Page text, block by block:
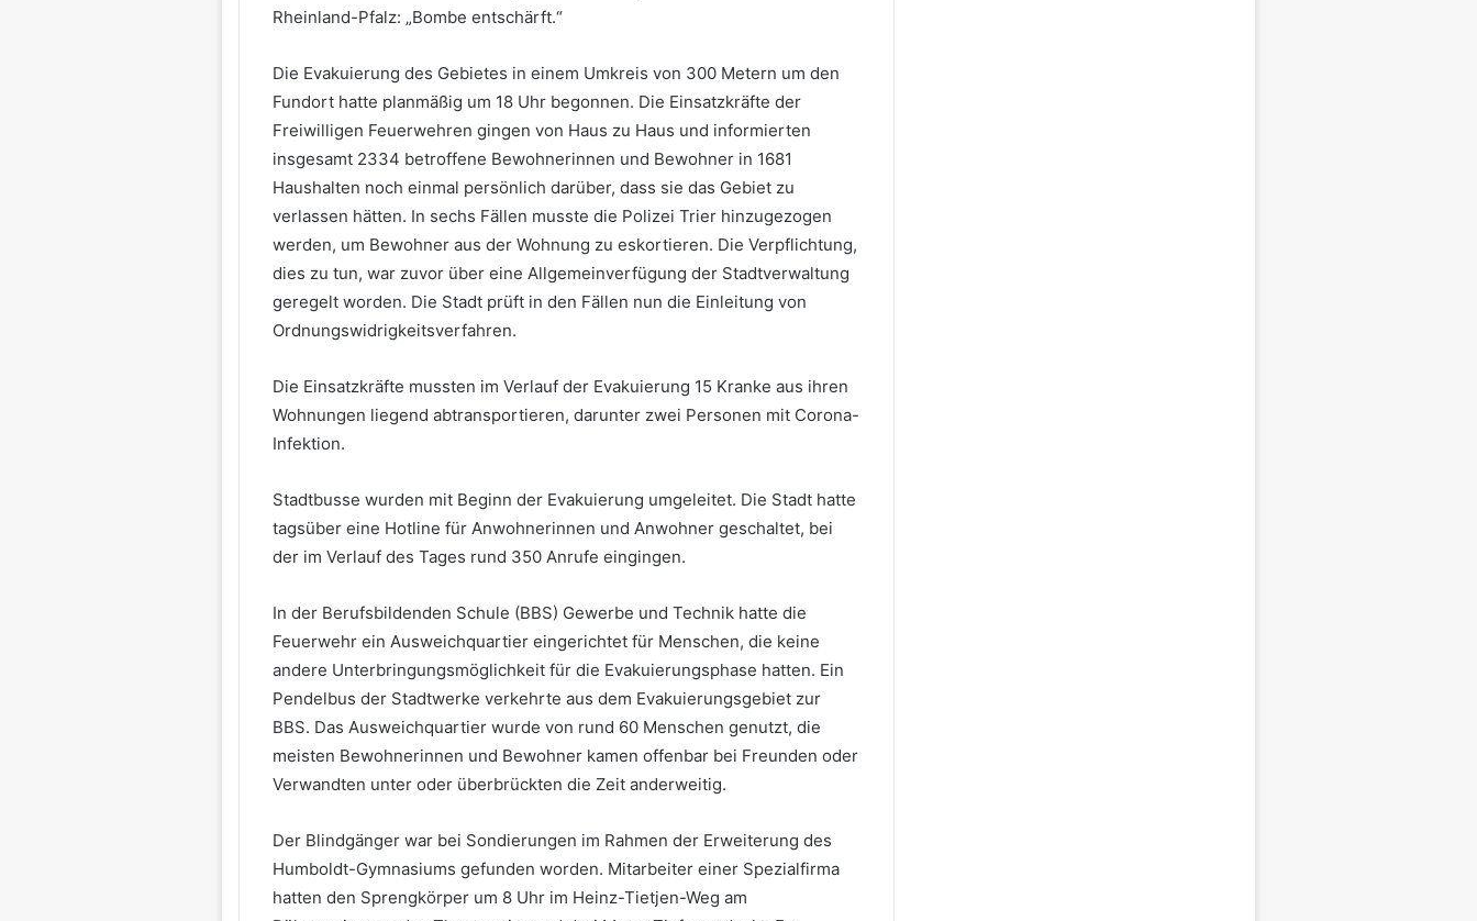
Rheinland-Pfalz: „Bombe entschärft.“
Die Evakuierung des Gebietes in einem Umkreis von 300 Metern um den
Fundort hatte planmäßig um 18 Uhr begonnen. Die Einsatzkräfte der
Freiwilligen Feuerwehren gingen von Haus zu Haus und informierten
insgesamt 2334 betroffene Bewohnerinnen und Bewohner in 1681
Haushalten noch einmal persönlich darüber, dass sie das Gebiet zu
verlassen hätten. In sechs Fällen musste die Polizei Trier hinzugezogen
werden, um Bewohner aus der Wohnung zu eskortieren. Die Verpflichtung,
dies zu tun, war zuvor über eine Allgemeinverfügung der Stadtverwaltung
geregelt worden. Die Stadt prüft in den Fällen nun die Einleitung von
Ordnungswidrigkeitsverfahren.
Die Einsatzkräfte mussten im Verlauf der Evakuierung 15 Kranke aus ihren
Wohnungen liegend abtransportieren, darunter zwei Personen mit Corona-
Infektion.
Stadtbusse wurden mit Beginn der Evakuierung umgeleitet. Die Stadt hatte
tagsüber eine Hotline für Anwohnerinnen und Anwohner geschaltet, bei
der im Verlauf des Tages rund 350 Anrufe eingingen.
In der Berufsbildenden Schule (BBS) Gewerbe und Technik hatte die
Feuerwehr ein Ausweichquartier eingerichtet für Menschen, die keine
andere Unterbringungsmöglichkeit für die Evakuierungsphase hatten. Ein
Pendelbus der Stadtwerke verkehrte aus dem Evakuierungsgebiet zur
BBS. Das Ausweichquartier wurde von rund 60 Menschen genutzt, die
meisten Bewohnerinnen und Bewohner kamen offenbar bei Freunden oder
Verwandten unter oder überbrückten die Zeit anderweitig.
Der Blindgänger war bei Sondierungen im Rahmen der Erweiterung des
Humboldt-Gymnasiums gefunden worden. Mitarbeiter einer Spezialfirma
hatten den Sprengkörper um 8 Uhr im Heinz-Tietjen-Weg am